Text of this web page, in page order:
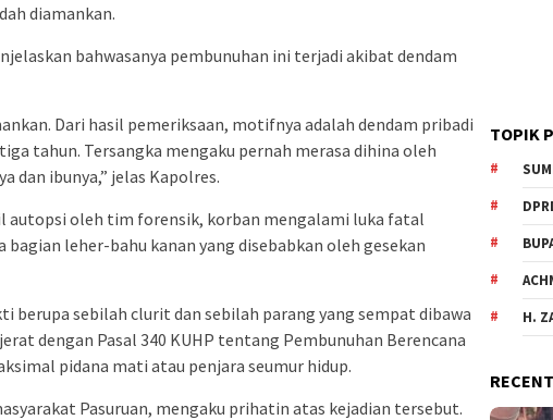
diamankan.
bahwasanya pembunuhan ini terjadi akibat dendam
Dari hasil pemeriksaan, motifnya adalah dendam pribadi
tahun. Tersangka mengaku pernah merasa dihina oleh
dan ibunya,” jelas Kapolres.
autopsi oleh tim forensik, korban mengalami luka fatal
leher-bahu kanan yang disebabkan oleh gesekan
berupa sebilah clurit dan sebilah parang yang sempat dibawa
dengan Pasal 340 KUHP tentang Pembunuhan Berencana
pidana mati atau penjara seumur hidup.
Pasuruan, mengaku prihatin atas kejadian tersebut.
TOPIK
H.